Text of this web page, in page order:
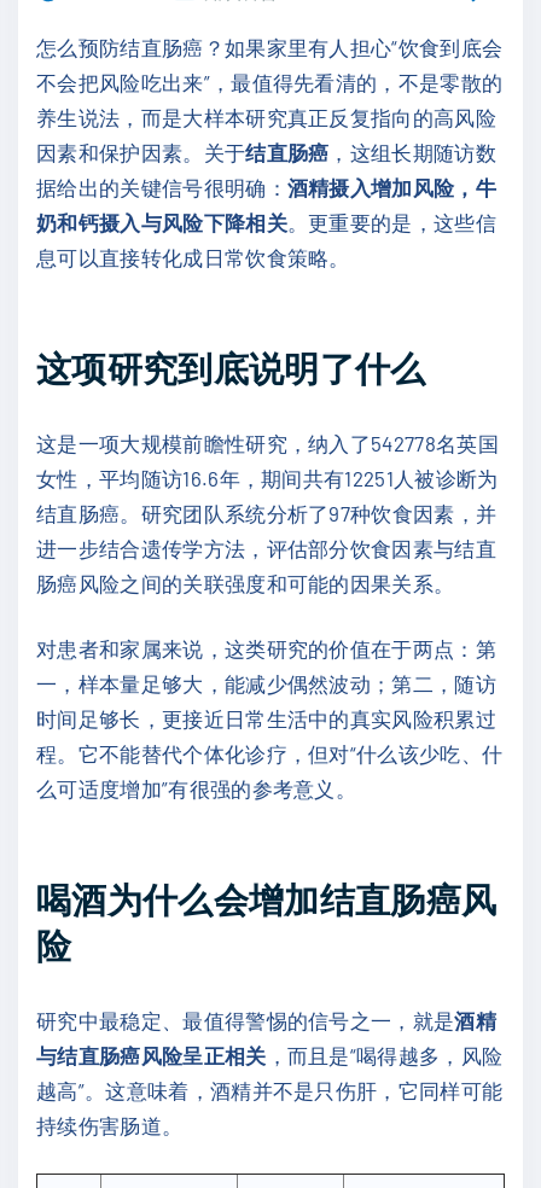
怎么预防结直肠癌？如果家里有人担心“饮食到底会
不会把风险吃出来”，最值得先看清的，不是零散的
养生说法，而是大样本研究真正反复指向的高风险
因素和保护因素。关于结直肠癌 ，这组长期随访数
据给出的关键信号很明确： 酒精摄入增加风险，牛
奶和钙摄入与风险下降相关。更重要的是，这些信
息可以直接转化成日常饮食策略。
这项研究到底说明了什么
这是一项大规模前瞻性研究，纳入了542778名英国
女性，平均随访16.6年，期间共有12251人被诊断为
结直肠癌。研究团队系统分析了97种饮食因素，并
进一步结合遗传学方法，评估部分饮食因素与结直
肠癌风险之间的关联强度和可能的因果关系。
对患者和家属来说，这类研究的价值在于两点：第
一，样本量足够大，能减少偶然波动；第二，随访
时间足够长，更接近日常生活中的真实风险积累过
程。它不能替代个体化诊疗，但对“什么该少吃、什
么可适度增加”有很强的参考意义。
喝酒为什么会增加结直肠癌风
险
研究中最稳定、最值得警惕的信号之一，就是酒精
与结直肠癌风险呈正相关 ，而且是“喝得越多，风险
越高”。这意味着，酒精并不是只伤肝，它同样可能
持续伤害肠道。